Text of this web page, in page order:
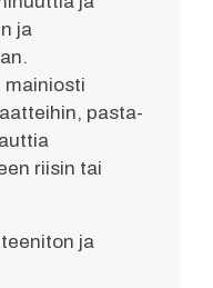
ja
mainiosti
pasta-
riisin tai
ja